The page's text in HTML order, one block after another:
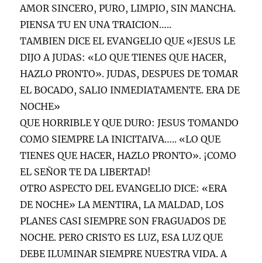
AMOR SINCERO, PURO, LIMPIO, SIN MANCHA.
PIENSA TU EN UNA TRAICION…..
TAMBIEN DICE EL EVANGELIO QUE «JESUS LE
DIJO A JUDAS: «LO QUE TIENES QUE HACER,
HAZLO PRONTO». JUDAS, DESPUES DE TOMAR
EL BOCADO, SALIO INMEDIATAMENTE. ERA DE
NOCHE»
QUE HORRIBLE Y QUE DURO: JESUS TOMANDO
COMO SIEMPRE LA INICITAIVA….. «LO QUE
TIENES QUE HACER, HAZLO PRONTO». ¡COMO
EL SEÑOR TE DA LIBERTAD!
OTRO ASPECTO DEL EVANGELIO DICE: «ERA
DE NOCHE» LA MENTIRA, LA MALDAD, LOS
PLANES CASI SIEMPRE SON FRAGUADOS DE
NOCHE. PERO CRISTO ES LUZ, ESA LUZ QUE
DEBE ILUMINAR SIEMPRE NUESTRA VIDA. A